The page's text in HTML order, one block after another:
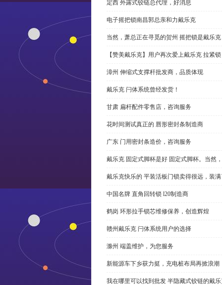
定西 外露式铰链总代理，好消息
电子摇把锁南昌郭总亲和力戴乐克
当然，萧总正在寻觅的贺州 摇把锁是戴乐克
【赞美戴乐克】用户再次爱上戴乐克 拉紧锁
漳州 伸缩式支撑杆批发商，品质体现
戴乐克 闩体系统曾经发货！
甘肃 扁杆配件零售店，咨询服务
花时间测试真正的 唇形密封条制造商
广东 门用密封条造价，咨询服务
戴乐克 固定式脚杯是好 固定式脚杯。当然
戴乐克快乐的 平装活板门锁卖得很远，装
中国名牌 直角回转锁 l20制造商
鹤岗 环形拉手锁芯维修保养，创造辉煌
赣州戴乐克 闩体系统用户的选择
滁州 端盖维护，为您服务
新能源车下乡获力挺，充电桩布局再掀浪潮
我在哪里可以找到批发 半隐藏式铰链的戴